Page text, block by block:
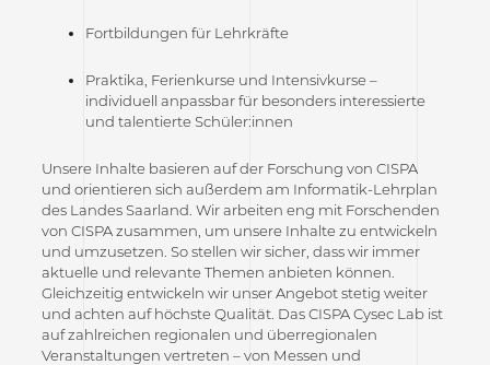
Fortbildungen für Lehrkräfte
Praktika, Ferienkurse und Intensivkurse –
individuell anpassbar für besonders interessierte
und talentierte Schüler:innen
Unsere Inhalte basieren auf der Forschung von CISPA
und orientieren sich außerdem am Informatik-Lehrplan
des Landes Saarland. Wir arbeiten eng mit Forschenden
von CISPA zusammen, um unsere Inhalte zu entwickeln
und umzusetzen. So stellen wir sicher, dass wir immer
aktuelle und relevante Themen anbieten können.
Gleichzeitig entwickeln wir unser Angebot stetig weiter
und achten auf höchste Qualität. Das CISPA Cysec Lab ist
auf zahlreichen regionalen und überregionalen
Veranstaltungen vertreten – von Messen und